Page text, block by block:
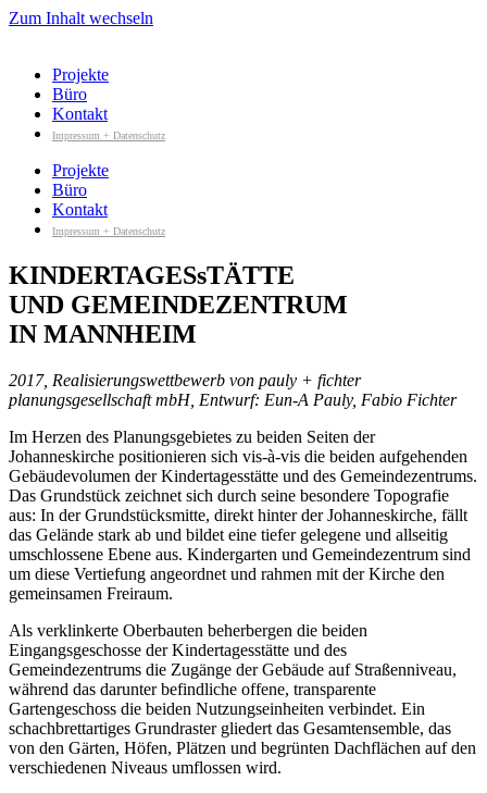
Zum Inhalt wechseln
Projekte
Büro
Kontakt
Impressum + Datenschutz
Projekte
Büro
Kontakt
Impressum + Datenschutz
KINDERTAGESsTÄTTE
UND GEMEINDEZENTRUM
IN MANNHEIM
2017, Realisierungswettbewerb von pauly + fichter
planungsgesellschaft mbH, Entwurf: Eun-A Pauly, Fabio Fichter
Im Herzen des Planungsgebietes zu beiden Seiten der
Johanneskirche positionieren sich vis-à-vis die beiden aufgehenden
Gebäudevolumen der Kindertagesstätte und des Gemeindezentrums.
Das Grundstück zeichnet sich durch seine besondere Topografie
aus: In der Grundstücksmitte, direkt hinter der Johanneskirche, fällt
das Gelände stark ab und bildet eine tiefer gelegene und allseitig
umschlossene Ebene aus. Kindergarten und Gemeindezentrum sind
um diese Vertiefung angeordnet und rahmen mit der Kirche den
gemeinsamen Freiraum.
Als verklinkerte Oberbauten beherbergen die beiden
Eingangsgeschosse der Kindertagesstätte und des
Gemeindezentrums die Zugänge der Gebäude auf Straßenniveau,
während das darunter befindliche offene, transparente
Gartengeschoss die beiden Nutzungseinheiten verbindet. Ein
schachbrettartiges Grundraster gliedert das Gesamtensemble, das
von den Gärten, Höfen, Plätzen und begrünten Dachflächen auf den
verschiedenen Niveaus umflossen wird.